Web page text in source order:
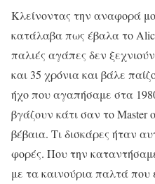
Κλείνοντας την αναφορά
κατάλαβα πως έβαλα το
παλιές αγάπες δεν
και 35 χρόνια και βάλε
ήχο που αγαπήσαμε στα
βγάζουν κάτι σαν το Master
βέβαια. Τι δισκάρες ήταν
φορές. Που την
με τα καινούρια παλτά που